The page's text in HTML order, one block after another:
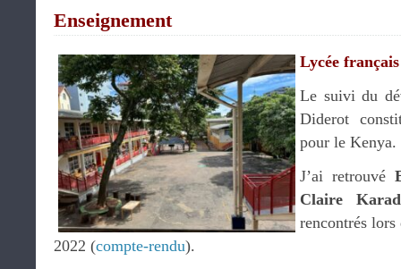
Enseignement
Lycée
Le suivi du
Diderot
pour le Kenya.
J’ai retrouvé
Claire
rencontrés lors
2022 (compte-rendu).